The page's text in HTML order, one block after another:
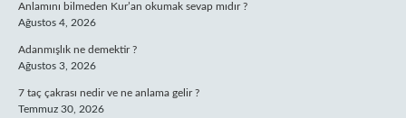
Anlamını bilmeden Kur’an okumak sevap mıdır ?
Ağustos 4, 2026
Adanmışlık ne demektir ?
Ağustos 3, 2026
7 taç çakrası nedir ve ne anlama gelir ?
Temmuz 30, 2026